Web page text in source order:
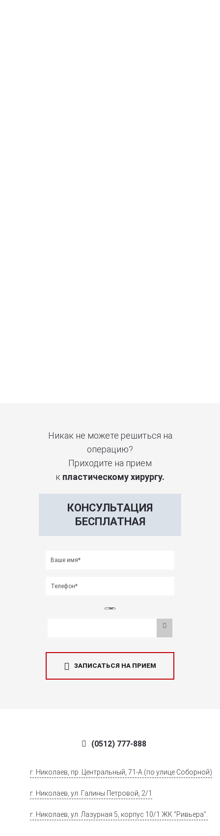
Никак не можете решиться на
операцию?
Приходите на прием
к пластическому хирургу.
КОНСУЛЬТАЦИЯ
БЕСПЛАТНАЯ
ЗАПИСАТЬСЯ НА ПРИЕМ
(0512) 777-888
г. Николаев, пр. Центральный, 71-А (по улице Соборной)
г. Николаев, ул. Галины Петровой, 2/1
г. Николаев, ул. Лазурная 5, корпус 10/1 ЖК "Ривьера".